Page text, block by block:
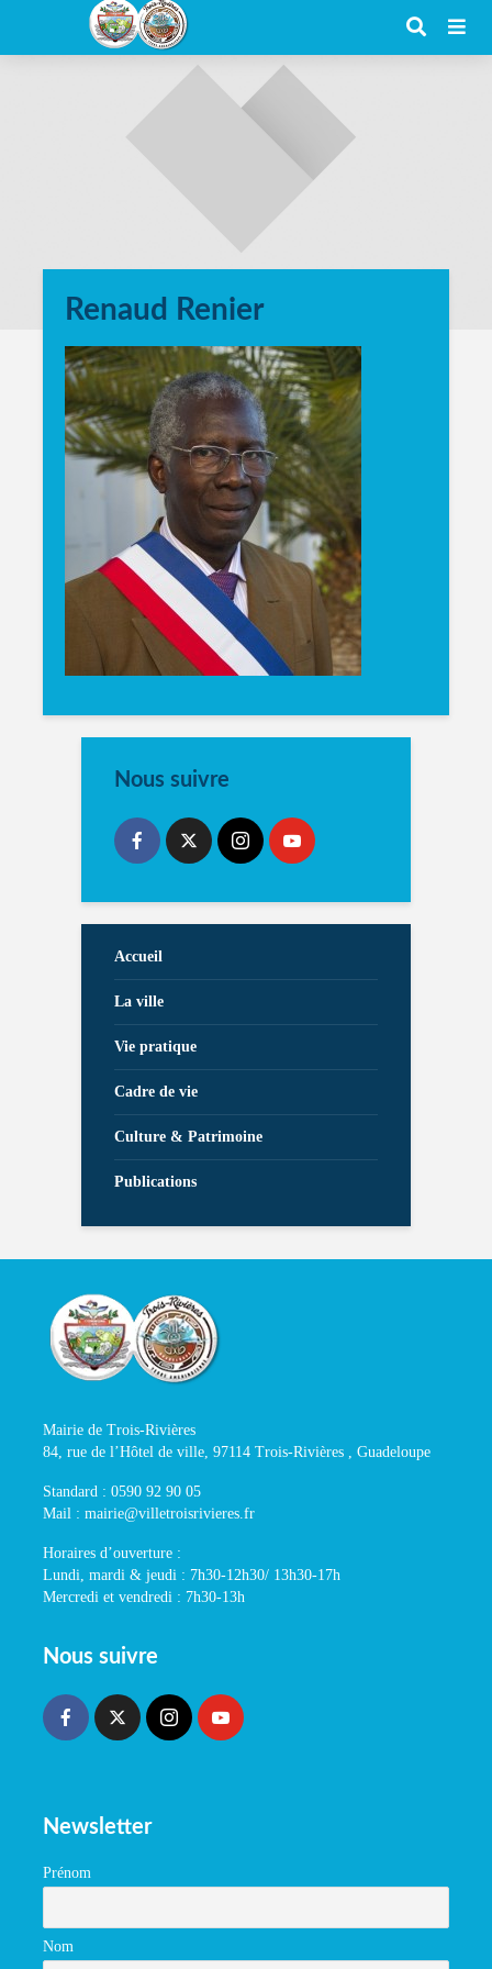
Renaud Renier
Nous suivre
Accueil
La ville
Vie pratique
Cadre de vie
Culture & Patrimoine
Publications
Mairie de Trois-Rivières
84, rue de l’Hôtel de ville, 97114 Trois-Rivières , Guadeloupe
Standard : 0590 92 90 05
Mail : mairie@villetroisrivieres.fr
Horaires d’ouverture :
Lundi, mardi & jeudi : 7h30-12h30/ 13h30-17h
Mercredi et vendredi : 7h30-13h
Nous suivre
Newsletter
Prénom
Nom